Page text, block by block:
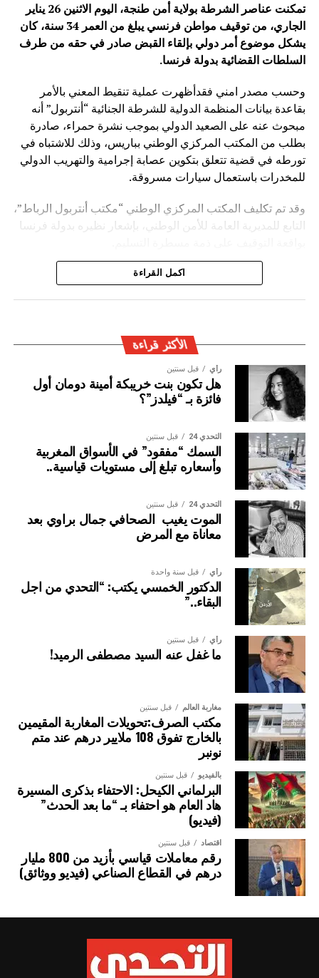
تمكنت عناصر الشرطة بولاية أمن طنجة، اليوم الاثنين 26 يناير
الجاري، من توقيف مواطن فرنسي يبلغ من العمر 34 سنة، كان
يشكل موضوع أمر دولي بإلقاء القبض صادر في حقه من طرف
السلطات القضائية بدولة فرنسا.
وحسب مصدر امني فقدأظهرت عملية تنقيط المعني بالأمر
بقاعدة بيانات المنظمة الدولية للشرطة الجنائية “أنتربول” أنه
مبحوث عنه على الصعيد الدولي بموجب نشرة حمراء، صادرة
بطلب من المكتب المركزي الوطني بباريس، وذلك للاشتباه في
تورطه في قضية تتعلق بتكوين عصابة إجرامية والتهريب الدولي
للمخدرات باستعمال سيارات مسروقة.
وقد تم تكليف المكتب المركزي الوطني “مكتب أنتربول الرباط”،
التابع للمديرية العامة للأمن الوطني، بإشعار نظيره بدولة فرنسا
ويأتي توقيف المشتبه به في سياق التزام المصالح الأمنية
اكمل القراءة
الأكثر قراءة
رأي قبل سنتين
هل تكون بنت خريبكة أمينة دومان أول
فائزة بـ “فيلدز”؟
التحدي 24 قبل سنتين
السمك “مفقود” في الأسواق المغربية
وأسعاره تبلغ إلى مستويات قياسية..
التحدي 24 قبل سنتين
الموت يغيب الصحافي جمال براوي بعد
معاناة مع المرض
رأي قبل سنة واحدة
الدكتور الخمسي يكتب: “التحدي من اجل
البقاء..”
رأي قبل سنتين
ما غفل عنه السيد مصطفى الرميد!
مغاربة العالم قبل سنتين
مكتب الصرف:تحويلات المغاربة المقيمين
بالخارج تفوق 108 ملايير درهم عند متم
نونبر
بالفيديو قبل سنتين
البرلماني الكيحل: الاحتفاء بذكرى المسيرة
هاد العام هو احتفاء بـ “ما بعد الحدث”
(فيديو)
اقتصاد قبل سنتين
رقم معاملات قياسي بأزيد من 800 مليار
درهم في القطاع الصناعي (فيديو ووثائق)